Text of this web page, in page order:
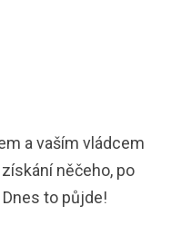
a vaším vládcem
něčeho, po
to půjde!